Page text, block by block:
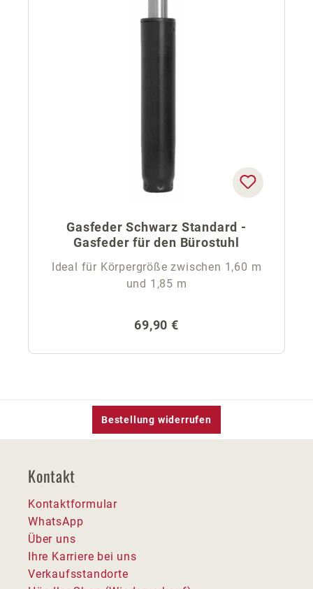
Gasfeder Schwarz Standard -
Gasfeder für den Bürostuhl
Ideal für Körpergröße zwischen 1,60 m
und 1,85 m
Regulärer Preis:
69,90 €
Bestellung widerrufen
Kontakt
Kontaktformular
WhatsApp
Über uns
Ihre Karriere bei uns
Verkaufsstandorte